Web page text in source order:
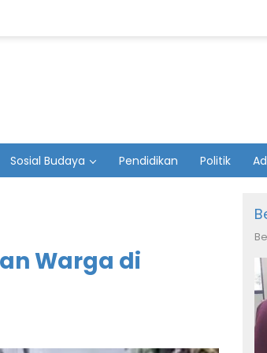
Sosial Budaya Pendidikan Politik
Warga di